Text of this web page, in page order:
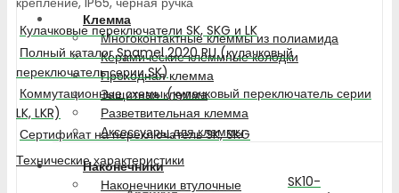
Клемма
Многоконтактные клеммы из полиамида
Керамические клеммные колодки
Проходная клемма
Защитная клемма
Разветвительная клемма
Аксессуары для клеммы
Наконечники
Наконечники втулочные
Кулачковые переключатели SK, SKG и LK
Полный каталог Spamel 2020 RU (кулачковый
переключатель серии SK)
Коммутационные схемы (кулачковый переключатель серии
LK, LKR)
Сертификат на переключатель SK, SKG
Технические характеристики
SK10-